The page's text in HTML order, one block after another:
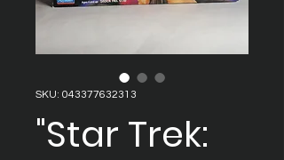
SKU: 043377632313
"Star Trek: